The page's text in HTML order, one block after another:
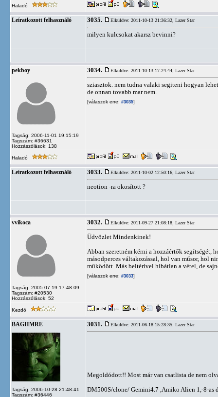
Haladó
Leíratkozott felhasználó 3035. Elküldve: 2011-10-13 21:36:32, Lazer Star
milyen kulcsokat akarsz bevinni?
pekboy
Tagság: 2006-11-01 19:15:19
Tagszám: #36631
Hozzászólások: 138
3034. Elküldve: 2011-10-13 17:24:44, Lazer Star
sziasztok. nem tudna valaki segiteni hogyan
de onnan tovabb mar nem.
[válaszok erre: #3035]
Haladó
Leíratkozott felhasználó 3033. Elküldve: 2011-10-02 12:50:16, Lazer Star
neotion -ra okosított ?
vvikoca
Tagság: 2005-07-19 17:48:09
Tagszám: #20530
Hozzászólások: 52
3032. Elküldve: 2011-09-27 21:08:18, Lazer Star
Üdvözlet Mindenkinek!
Abban szeretném kérni a hozzáértők
másodperces váltakozással, hol van műsor, hol
működött. Más beltérivel hibátlan a vétel, de
[válaszok erre: #3033]
Kezdő
BAGIIMRE
Tagság: 2006-10-28 21:48:41
Tagszám: #36446
3031. Elküldve: 2011-06-18 15:28:35, Lazer Star
Megoldódott!! Most már van csatlista de nem
DM500S/clone/ Gemini4.7 ,Amiko Alien 1,-8-as